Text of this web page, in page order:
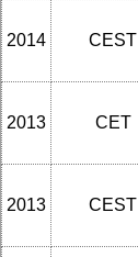
2014 CEST
2013 CET
2013 CEST